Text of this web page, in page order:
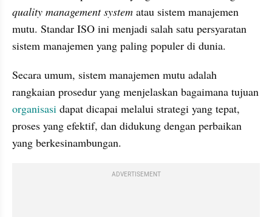
quality management system atau sistem manajemen
mutu. Standar ISO ini menjadi salah satu persyaratan
sistem manajemen yang paling populer di dunia.
Secara umum, sistem manajemen mutu adalah
organisasi dapat dicapai melalui strategi yang tepat,
proses yang efektif, dan didukung dengan perbaikan
yang berkesinambungan.
ADVERTISEMENT